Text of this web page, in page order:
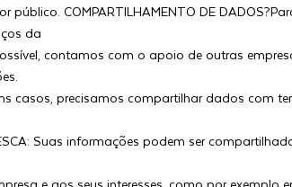
público. COMPARTILHAMENTO DE
da
contamos com o apoio de outras
casos, precisamos compartilhar dados com
Suas informações podem ser